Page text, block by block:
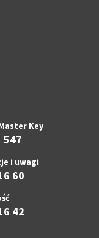
Key
547
i uwagi
60
42